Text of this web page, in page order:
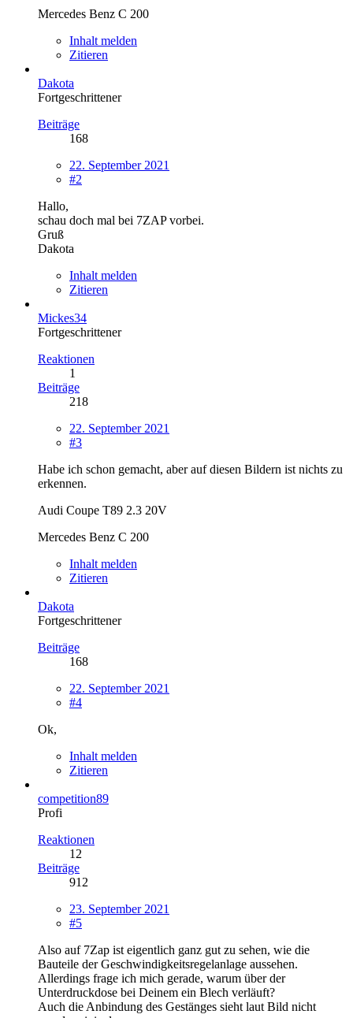
Mercedes Benz C 200
Inhalt melden
Zitieren
Dakota
Fortgeschrittener
Beiträge
168
22. September 2021
#2
Hallo,
schau doch mal bei 7ZAP vorbei.
Gruß
Dakota
Inhalt melden
Zitieren
Mickes34
Fortgeschrittener
Reaktionen
1
Beiträge
218
22. September 2021
#3
Habe ich schon gemacht, aber auf diesen Bildern ist nichts zu
erkennen.
Audi Coupe T89 2.3 20V
Mercedes Benz C 200
Inhalt melden
Zitieren
Dakota
Fortgeschrittener
Beiträge
168
22. September 2021
#4
Ok,
Inhalt melden
Zitieren
competition89
Profi
Reaktionen
12
Beiträge
912
23. September 2021
#5
Also auf 7Zap ist eigentlich ganz gut zu sehen, wie die
Bauteile der Geschwindigkeitsregelanlage aussehen.
Allerdings frage ich mich gerade, warum über der
Unterdruckdose bei Deinem ein Blech verläuft?
Auch die Anbindung des Gestänges sieht laut Bild nicht